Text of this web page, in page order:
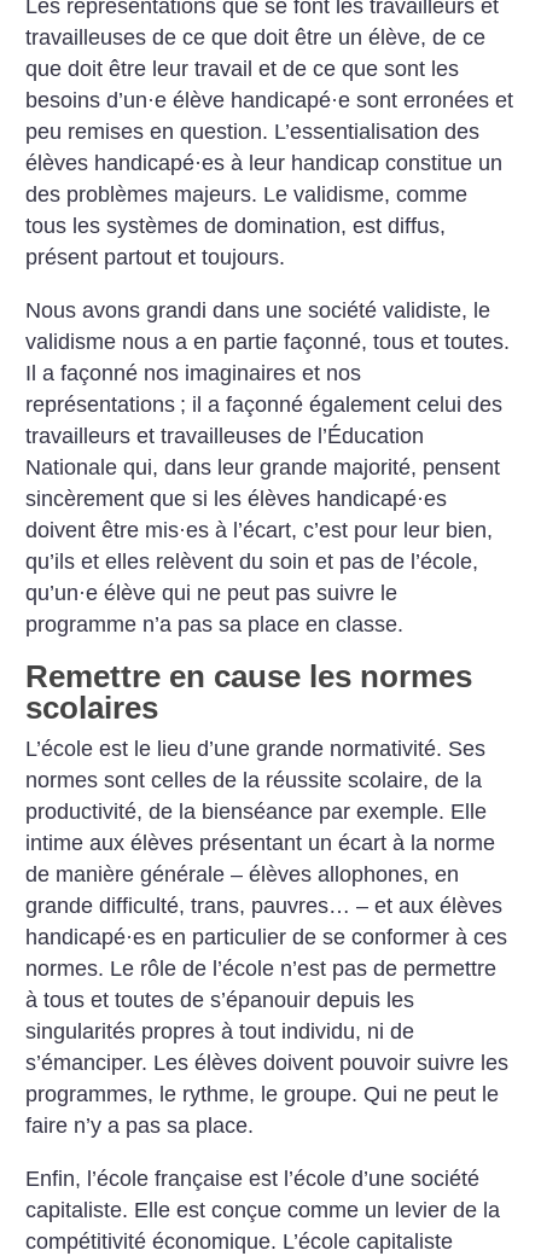
Les représentations que se font les travailleurs et
travailleuses de ce que doit être un élève, de ce
que doit être leur travail et de ce que sont les
besoins d’un·e élève handicapé·e sont erronées et
peu remises en question. L’essentialisation des
élèves handicapé·es à leur handicap constitue un
des problèmes majeurs. Le validisme, comme
tous les systèmes de domination, est diffus,
présent partout et toujours.
Nous avons grandi dans une société validiste, le
validisme nous a en partie façonné, tous et toutes.
Il a façonné nos imaginaires et nos
représentations ; il a façonné également celui des
travailleurs et travailleuses de l’Éducation
Nationale qui, dans leur grande majorité, pensent
sincèrement que si les élèves handicapé·es
doivent être mis·es à l’écart, c’est pour leur bien,
qu’ils et elles relèvent du soin et pas de l’école,
qu’un·e élève qui ne peut pas suivre le
programme n’a pas sa place en classe.
Remettre en cause les normes
scolaires
L’école est le lieu d’une grande normativité. Ses
normes sont celles de la réussite scolaire, de la
productivité, de la bienséance par exemple. Elle
intime aux élèves présentant un écart à la norme
de manière générale – élèves allophones, en
grande difficulté, trans, pauvres… – et aux élèves
handicapé·es en particulier de se conformer à ces
normes. Le rôle de l’école n’est pas de permettre
à tous et toutes de s’épanouir depuis les
singularités propres à tout individu, ni de
s’émanciper. Les élèves doivent pouvoir suivre les
programmes, le rythme, le groupe. Qui ne peut le
faire n’y a pas sa place.
Enfin, l’école française est l’école d’une société
capitaliste. Elle est conçue comme un levier de la
compétitivité économique. ­L’école capitaliste